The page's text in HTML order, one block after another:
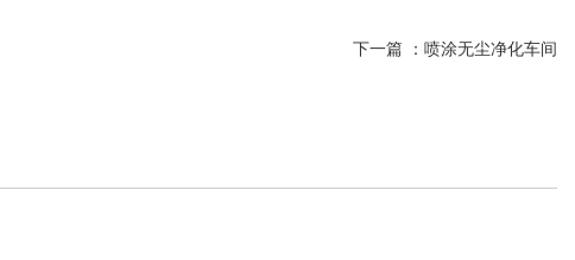
下一篇 ： 喷涂无尘净化车间